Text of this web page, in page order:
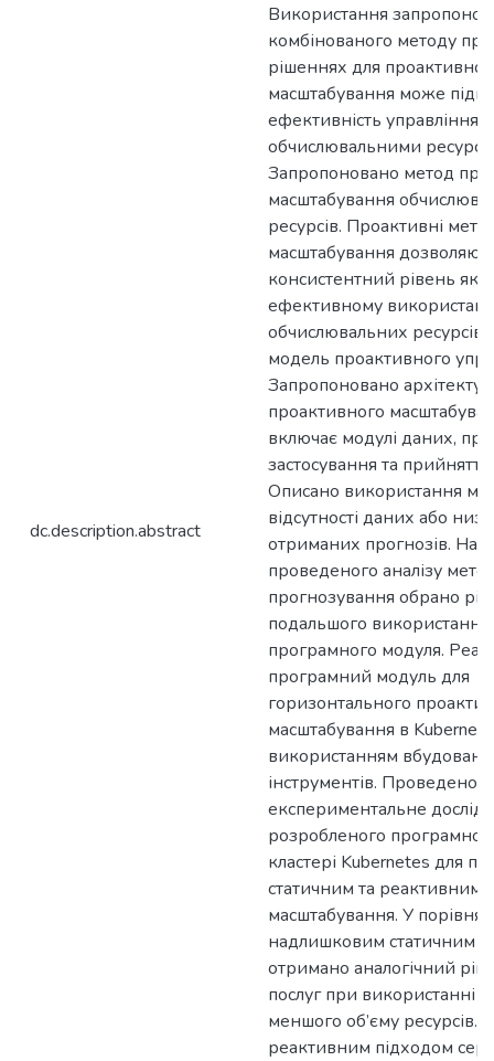
dc.description.abstract
Використання
комбінованого методу
рішеннях для
масштабування може
ефективність управління
обчислювальними
Запропоновано метод
масштабування
ресурсів. Проактивні
масштабування
консистентний рівень
ефективному
обчислювальних
модель проактивного
Запропоновано
проактивного
включає модулі даних,
застосування та
Описано використання
відсутності даних або
отриманих прогнозів. На
проведеного аналізу
прогнозування обрано
подальшого
програмного модуля.
програмний модуль для
горизонтального
масштабування в
використанням
інструментів. Проведено
експериментальне
розробленого
кластері Kubernetes для
статичним та реактивним
масштабування. У
надлишковим статичним
отримано аналогічний
послуг при використанні
меншого об’єму ресурсів.
реактивним підходом